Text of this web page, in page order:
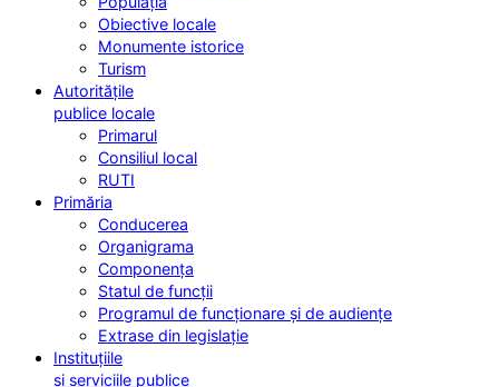
Obiective locale
Monumente istorice
Turism
Autoritățile
publice locale
Primarul
Consiliul local
RUTI
Primăria
Conducerea
Organigrama
Componența
Statul de funcții
Programul de funcționare și de audiențe
Extrase din legislație
Instituțiile
și serviciile publice